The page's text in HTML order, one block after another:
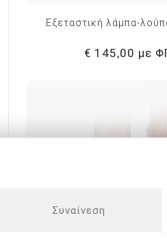
Εξεταστική λάμπα-
€ 145,00 με
Συναίνεση